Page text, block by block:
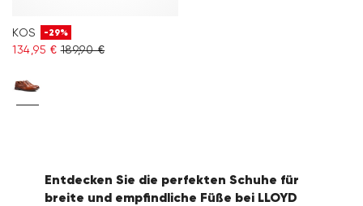
KOS -29%
134,95 € 189,90 €
Entdecken Sie die perfekten Schuhe für
breite und empfindliche Füße bei LLOYD